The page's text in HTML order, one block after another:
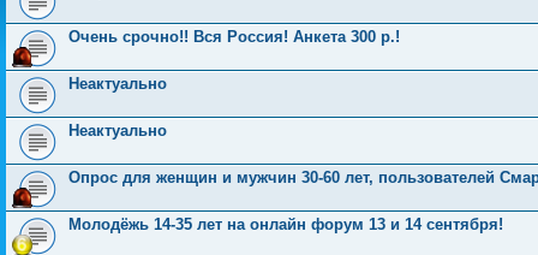
Очень срочно!! Вся Россия! Анкета 300 р.!
Неактуально
Неактуально
Опрос для женщин и мужчин 30-60 лет, пользователей
Молодёжь 14-35 лет на онлайн форум 13 и 14 сентября!